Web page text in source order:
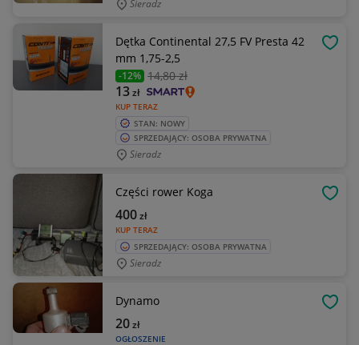
Sieradz
Dętka Continental 27,5 FV Presta 42
mm 1,75-2,5
-12% 14,80 zł
KUP TERAZ
13zł
STAN: NOWY
SPRZEDAJĄCY: OSOBA PRYWATNA
Sieradz
Części rower Koga
KUP TERAZ
400zł
SPRZEDAJĄCY: OSOBA PRYWATNA
Sieradz
Dynamo
OGŁOSZENIE
20zł